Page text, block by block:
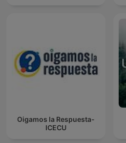
Oigamos la Respuesta-
ICECU